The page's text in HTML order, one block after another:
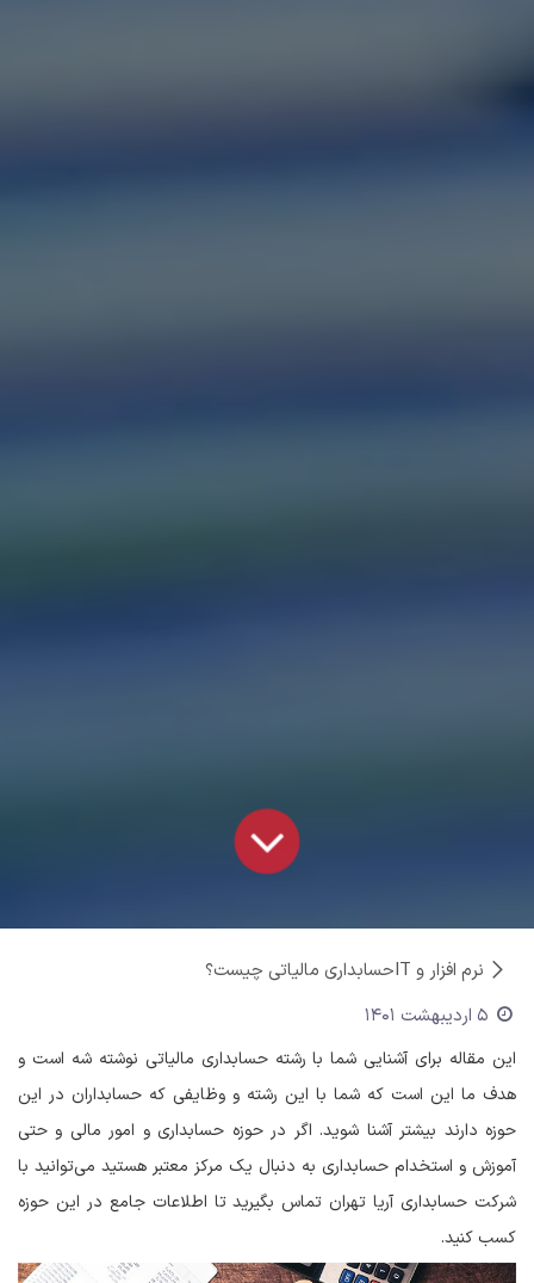
نرم افزار و IT
حسابداری مالیاتی چیست؟
5 اردیبهشت 1401
این مقاله برای آشنایی شما با رشته حسابداری مالیاتی نوشته شه است و
هدف ما این است که شما با این رشته و وظایفی که حسابداران در این
حوزه دارند بیشتر آشنا شوید. اگر در حوزه حسابداری و امور مالی و حتی
آموزش و استخدام حسابداری به دنبال یک مرکز معتبر هستید می‌توانید با
شرکت حسابداری آریا تهران تماس بگیرید تا اطلاعات جامع در این حوزه
کسب کنید.